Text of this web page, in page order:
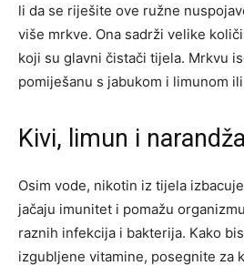
li da se riješite ove ružne
više mrkve. Ona sadrži velike
koji su glavni čistači tijela. Mrkvu
pomiješanu s jabukom i limunom
Kivi, limun i narandža
Osim vode, nikotin iz tijela
jačaju imunitet i pomažu
raznih infekcija i bakterija. Kako
izgubljene vitamine, posegnite za